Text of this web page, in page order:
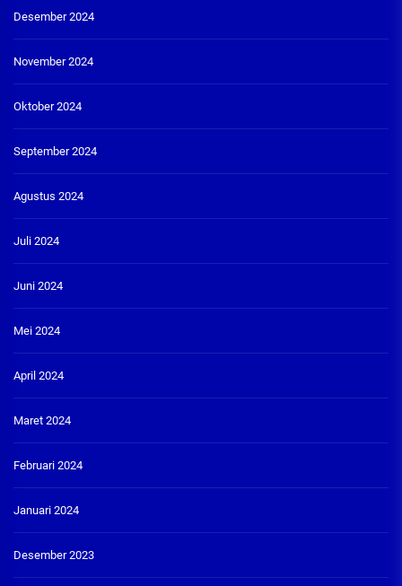
Desember 2024
November 2024
Oktober 2024
September 2024
Agustus 2024
Juli 2024
Juni 2024
Mei 2024
April 2024
Maret 2024
Februari 2024
Januari 2024
Desember 2023